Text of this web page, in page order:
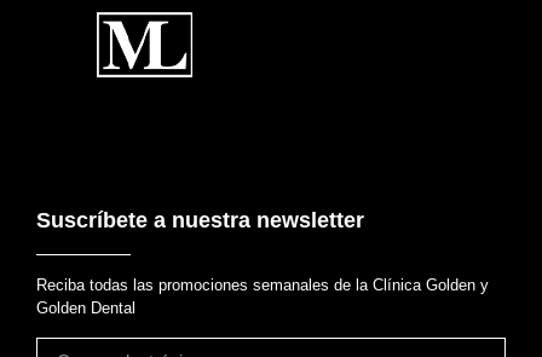
Suscríbete a nuestra newsletter
Reciba todas las promociones semanales de la Clínica Golden y
Golden Dental